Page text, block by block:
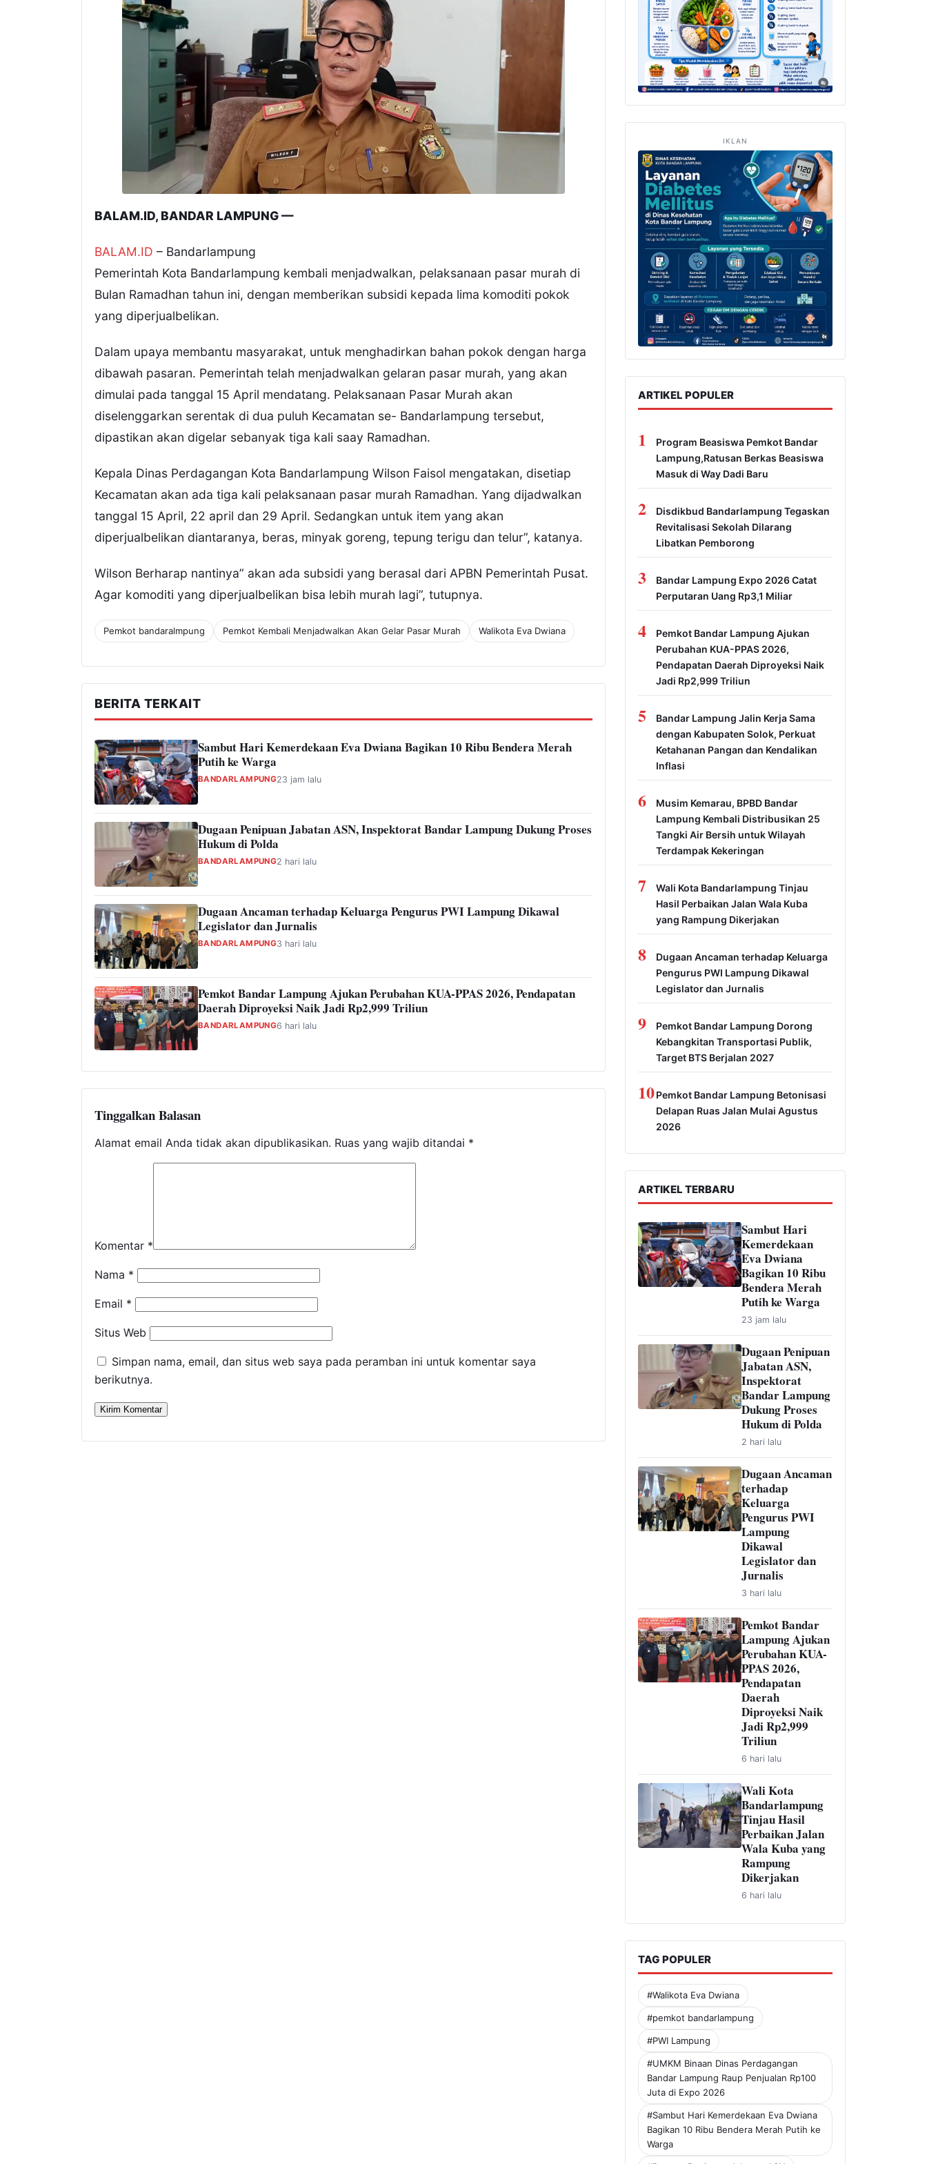
BALAM.ID, BANDAR LAMPUNG —
BALAM.ID – Bandarlampung
Pemerintah Kota Bandarlampung kembali menjadwalkan, pelaksanaan pasar murah di
Bulan Ramadhan tahun ini, dengan memberikan subsidi kepada lima komoditi pokok
yang diperjualbelikan.
Dalam upaya membantu masyarakat, untuk menghadirkan bahan pokok dengan harga
dibawah pasaran. Pemerintah telah menjadwalkan gelaran pasar murah, yang akan
dimulai pada tanggal 15 April mendatang. Pelaksanaan Pasar Murah akan
diselenggarkan serentak di dua puluh Kecamatan se- Bandarlampung tersebut,
dipastikan akan digelar sebanyak tiga kali saay Ramadhan.
Kepala Dinas Perdagangan Kota Bandarlampung Wilson Faisol mengatakan, disetiap
Kecamatan akan ada tiga kali pelaksanaan pasar murah Ramadhan. Yang dijadwalkan
tanggal 15 April, 22 april dan 29 April. Sedangkan untuk item yang akan
diperjualbelikan diantaranya, beras, minyak goreng, tepung terigu dan telur”, katanya.
Wilson Berharap nantinya” akan ada subsidi yang berasal dari APBN Pemerintah Pusat.
Agar komoditi yang diperjualbelikan bisa lebih murah lagi”, tutupnya.
Pemkot bandaralmpung Pemkot Kembali Menjadwalkan Akan Gelar Pasar Murah Walikota Eva Dwiana
BERITA TERKAIT
Sambut Hari Kemerdekaan Eva Dwiana Bagikan 10 Ribu Bendera Merah
Putih ke Warga
BANDARLAMPUNG23 jam lalu
Dugaan Penipuan Jabatan ASN, Inspektorat Bandar Lampung Dukung Proses
Hukum di Polda
BANDARLAMPUNG2 hari lalu
Dugaan Ancaman terhadap Keluarga Pengurus PWI Lampung Dikawal
Legislator dan Jurnalis
BANDARLAMPUNG3 hari lalu
Pemkot Bandar Lampung Ajukan Perubahan KUA-PPAS 2026, Pendapatan
Daerah Diproyeksi Naik Jadi Rp2,999 Triliun
BANDARLAMPUNG6 hari lalu
Tinggalkan Balasan
Alamat email Anda tidak akan dipublikasikan. Ruas yang wajib ditandai *
Komentar *
Nama *
Email *
Situs Web
Simpan nama, email, dan situs web saya pada peramban ini untuk komentar saya
berikutnya.
IKLAN
ARTIKEL POPULER
1
Program Beasiswa Pemkot Bandar
Lampung,Ratusan Berkas Beasiswa
Masuk di Way Dadi Baru
2
Disdikbud Bandarlampung Tegaskan
Revitalisasi Sekolah Dilarang
Libatkan Pemborong
3
Bandar Lampung Expo 2026 Catat
Perputaran Uang Rp3,1 Miliar
4
Pemkot Bandar Lampung Ajukan
Perubahan KUA-PPAS 2026,
Pendapatan Daerah Diproyeksi Naik
Jadi Rp2,999 Triliun
5
Bandar Lampung Jalin Kerja Sama
dengan Kabupaten Solok, Perkuat
Ketahanan Pangan dan Kendalikan
Inflasi
6
Musim Kemarau, BPBD Bandar
Lampung Kembali Distribusikan 25
Tangki Air Bersih untuk Wilayah
Terdampak Kekeringan
7
Wali Kota Bandarlampung Tinjau
Hasil Perbaikan Jalan Wala Kuba
yang Rampung Dikerjakan
8
Dugaan Ancaman terhadap Keluarga
Pengurus PWI Lampung Dikawal
Legislator dan Jurnalis
9
Pemkot Bandar Lampung Dorong
Kebangkitan Transportasi Publik,
Target BTS Berjalan 2027
10Pemkot Bandar Lampung Betonisasi
Delapan Ruas Jalan Mulai Agustus
2026
ARTIKEL TERBARU
Sambut Hari
Kemerdekaan
Eva Dwiana
Bagikan 10 Ribu
Bendera Merah
Putih ke Warga
23 jam lalu
Dugaan Penipuan
Jabatan ASN,
Inspektorat
Bandar Lampung
Dukung Proses
Hukum di Polda
2 hari lalu
Dugaan Ancaman
terhadap
Keluarga
Pengurus PWI
Lampung
Dikawal
Legislator dan
Jurnalis
3 hari lalu
Pemkot Bandar
Lampung Ajukan
Perubahan KUA-
PPAS 2026,
Pendapatan
Daerah
Diproyeksi Naik
Jadi Rp2,999
Triliun
6 hari lalu
Wali Kota
Bandarlampung
Tinjau Hasil
Perbaikan Jalan
Wala Kuba yang
Rampung
Dikerjakan
6 hari lalu
TAG POPULER
#Walikota Eva Dwiana
#pemkot bandarlampung
#PWI Lampung
#UMKM Binaan Dinas Perdagangan
Bandar Lampung Raup Penjualan Rp100
Juta di Expo 2026
#Sambut Hari Kemerdekaan Eva Dwiana
Bagikan 10 Ribu Bendera Merah Putih ke
Warga